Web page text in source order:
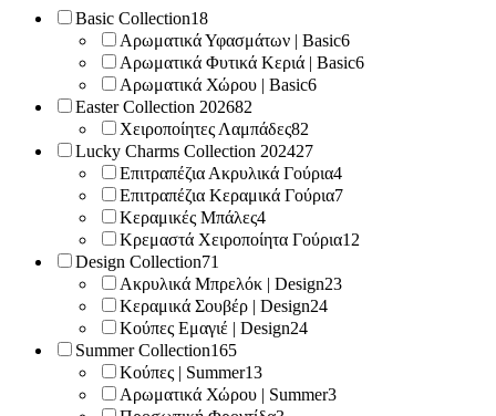
Basic Collection18
Αρωματικά Υφασμάτων | Basic6
Αρωματικά Φυτικά Κεριά | Basic6
Αρωματικά Χώρου | Basic6
Easter Collection 202682
Χειροποίητες Λαμπάδες82
Lucky Charms Collection 202427
Επιτραπέζια Ακρυλικά Γούρια4
Επιτραπέζια Κεραμικά Γούρια7
Κεραμικές Μπάλες4
Κρεμαστά Χειροποίητα Γούρια12
Design Collection71
Ακρυλικά Μπρελόκ | Design23
Κεραμικά Σουβέρ | Design24
Κούπες Εμαγιέ | Design24
Summer Collection165
Κούπες | Summer13
Αρωματικά Χώρου | Summer3